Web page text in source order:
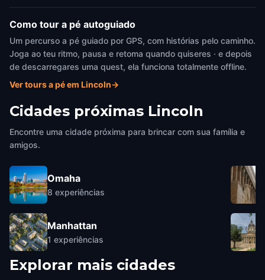
Como tour a pé autoguiado
Um percurso a pé guiado por GPS, com histórias pelo caminho.
Joga ao teu ritmo, pausa e retoma quando quiseres · e depois
de descarregares uma quest, ela funciona totalmente offline.
Ver tours a pé em Lincoln→
Cidades próximas Lincoln
Encontre uma cidade próxima para brincar com sua família e
amigos.
Omaha
8 experiências
Manhattan
1 experiências
Explorar mais cidades